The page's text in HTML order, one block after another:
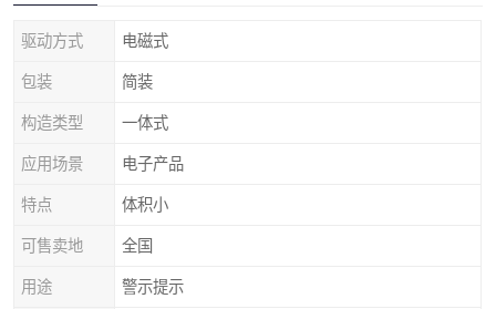
驱动方式 电磁式
包装 简装
构造类型 一体式
应用场景 电子产品
特点 体积小
可售卖地 全国
用途 警示提示